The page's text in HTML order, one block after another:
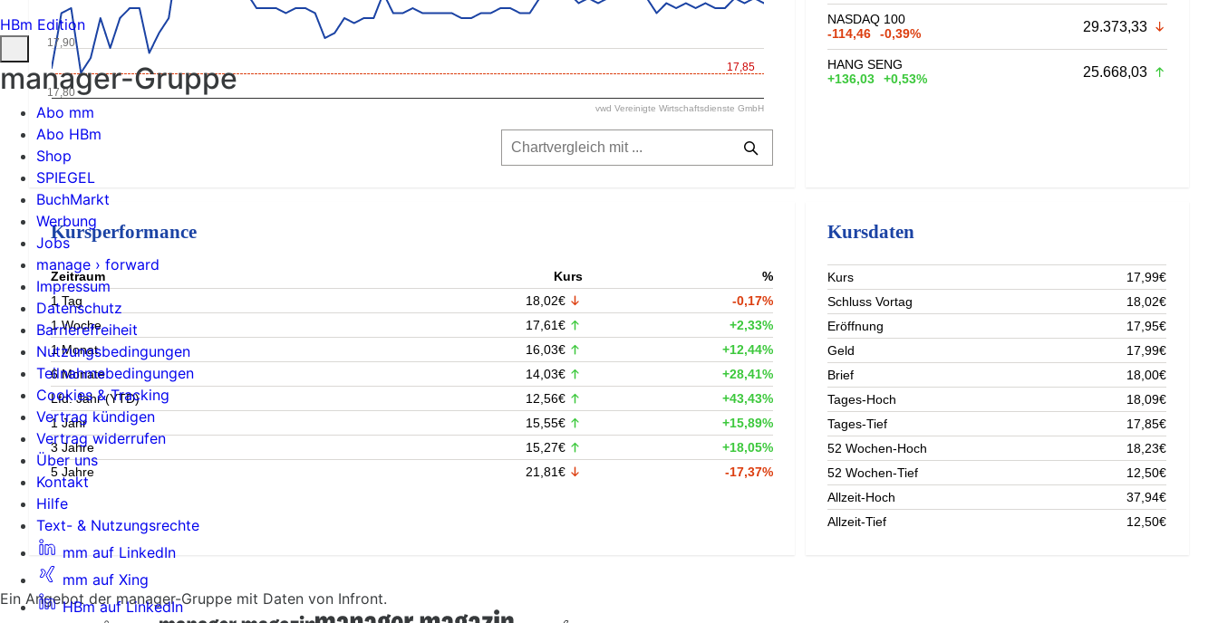
17,85
17,80
17,90
vwd Vereinigte Wirtschaftsdienste GmbH
NASDAQ 100
-114,46
-0,39% 29.373,33
HANG SENG
+136,03
+0,53% 25.668,03
Kursperformance
Zeitraum Kurs
%
1 Tag
18,02€
-0,17%
1 Woche
17,61€
+2,33%
1 Monat
16,03€
+12,44%
6 Monate
14,03€
+28,41%
Lfd. Jahr (YTD)
12,56€
+43,43%
1 Jahr
15,55€
+15,89%
3 Jahre
15,27€
+18,05%
5 Jahre
21,81€ -17,37%
Kursdaten
Kurs
17,99€
Schluss Vortag
18,02€
Eröffnung
17,95€
Geld
17,99€
Brief
18,00€
Tages-Hoch
18,09€
Tages-Tief
17,85€
52 Wochen-Hoch
18,23€
52 Wochen-Tief
12,50€
Allzeit-Hoch
37,94€
Allzeit-Tief
12,50€
Ein Angebot der manager-Gruppe mit Daten von Infront.
HBm Edition
manager-Gruppe
Abo mm
Abo HBm
Shop
SPIEGEL
BuchMarkt
Werbung
Jobs
manage › forward
Impressum
Datenschutz
Barrierefreiheit
Nutzungsbedingungen
Teilnahmebedingungen
Cookies & Tracking
Vertrag kündigen
Vertrag widerrufen
Über uns
Kontakt
Hilfe
Text- & Nutzungsrechte
mm auf LinkedIn
mm auf Xing
HBm auf LinkedIn